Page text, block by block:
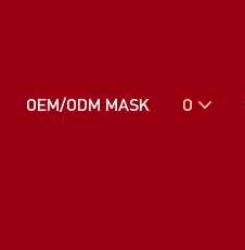
OEM/ODM MASK O